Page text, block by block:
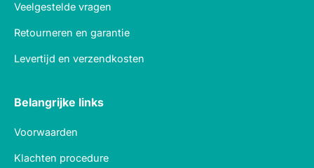
Veelgestelde vragen
Retourneren en garantie
Levertijd en verzendkosten
Belangrijke links
Voorwaarden
Klachten procedure